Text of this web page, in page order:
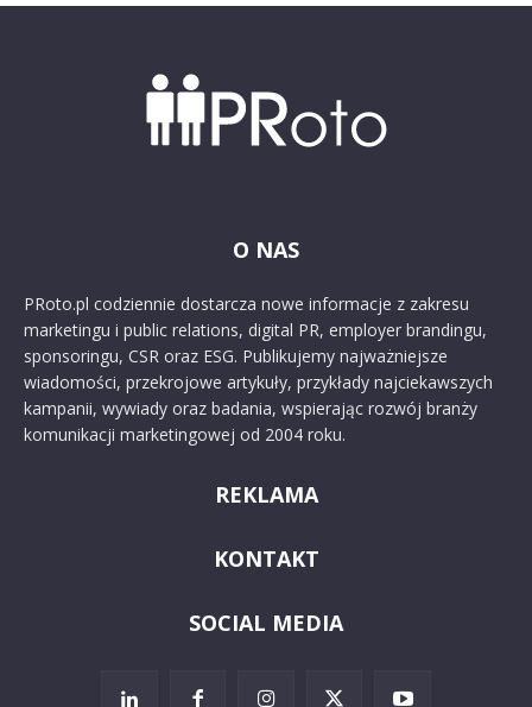
O NAS
PRoto.pl codziennie dostarcza nowe informacje z zakresu
marketingu i public relations, digital PR, employer brandingu,
sponsoringu, CSR oraz ESG. Publikujemy najważniejsze
wiadomości, przekrojowe artykuły, przykłady najciekawszych
kampanii, wywiady oraz badania, wspierając rozwój branży
komunikacji marketingowej od 2004 roku.
REKLAMA
KONTAKT
SOCIAL MEDIA